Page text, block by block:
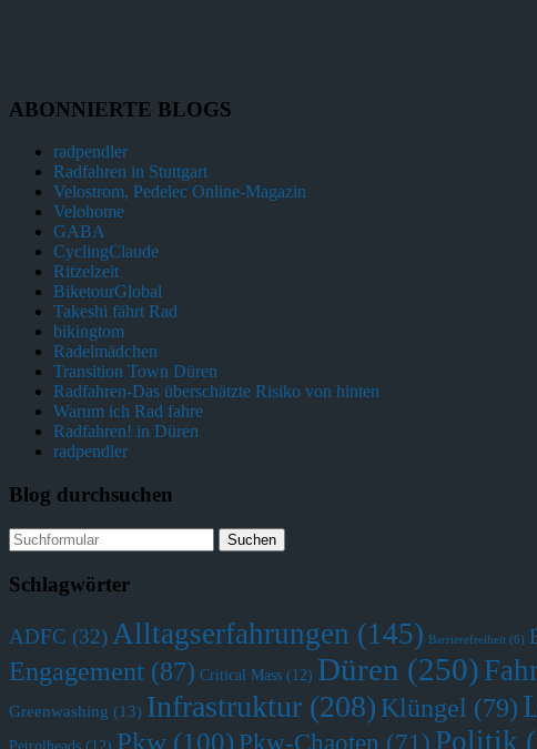
ABONNIERTE BLOGS
radpendler
Radfahren in Stuttgart
Velostrom, Pedelec Online-Magazin
Velohome
GABA
CyclingClaude
Ritzelzeit
BiketourGlobal
Takeshi fährt Rad
bikingtom
Radelmädchen
Transition Town Düren
Radfahren-Das überschätzte Risiko von hinten
Warum ich Rad fahre
Radfahren! in Düren
radpendler
Blog durchsuchen
Schlagwörter
ADFC (32)Alltagserfahrungen (145) Barrierefreiheit (6)
Engagement (87) Critical Mass (12) Düren (250)
Greenwashing (13) Infrastruktur (208) Klüngel (79)
Pkw (100) Pkw-Chaoten (71) Politik